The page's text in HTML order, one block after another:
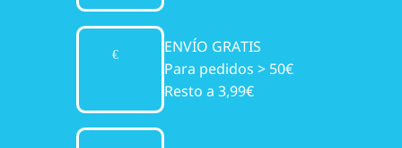
ENVÍO GRATIS
Para pedidos > 50€
Resto a 3,99€